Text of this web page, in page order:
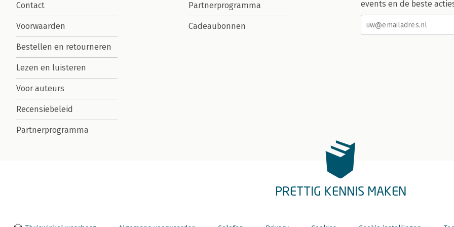
Contact
Voorwaarden
Bestellen en retourneren
Lezen en luisteren
Voor auteurs
Recensiebeleid
Partnerprogramma
Partnerprogramma
Cadeaubonnen
events en de beste
PRETTIG KENNIS MAKEN